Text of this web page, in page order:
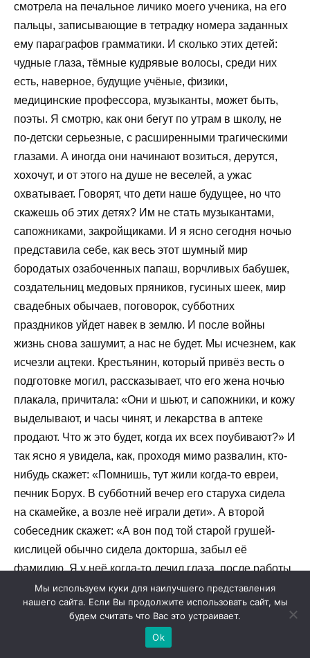
смотрела на печальное личико моего ученика, на его
пальцы, записывающие в тетрадку номера заданных
ему параграфов грамматики. И сколько этих детей:
чудные глаза, тёмные кудрявые волосы, среди них
есть, наверное, будущие учёные, физики,
медицинские профессора, музыканты, может быть,
поэты. Я смотрю, как они бегут по утрам в школу, не
по-детски серьезные, с расширенными трагическими
глазами. А иногда они начинают возиться, дерутся,
хохочут, и от этого на душе не веселей, а ужас
охватывает. Говорят, что дети наше будущее, но что
скажешь об этих детях? Им не стать музыкантами,
сапожниками, закройщиками. И я ясно сегодня ночью
представила себе, как весь этот шумный мир
бородатых озабоченных папаш, ворчливых бабушек,
создательниц медовых пряников, гусиных шеек, мир
свадебных обычаев, поговорок, субботних
праздников уйдет навек в землю. И после войны
жизнь снова зашумит, а нас не будет. Мы исчезнем, как
исчезли ацтеки. Крестьянин, который привёз весть о
подготовке могил, рассказывает, что его жена ночью
плакала, причитала: «Они и шьют, и сапожники, и кожу
выделывают, и часы чинят, и лекарства в аптеке
продают. Что ж это будет, когда их всех поубивают?» И
так ясно я увидела, как, проходя мимо развалин, кто-
нибудь скажет: «Помнишь, тут жили когда-то евреи,
печник Борух. В субботний вечер его старуха сидела
на скамейке, а возле неё играли дети». А второй
собеседник скажет: «А вон под той старой грушей-
кислицей обычно сидела докторша, забыл её
фамилию. Я у неё когда-то лечил глаза, после работы
она всегда выносила плетеный стул и сидела с
книжкой». Так оно будет, Витя. Как будто страшное
дуновение прошло по лицам, все почувствовали, что
Мы используем куки для наилучшего представления
нашего сайта. Если Вы продолжите использовать сайт, мы
будем считать что Вас это устраивает.
Ok